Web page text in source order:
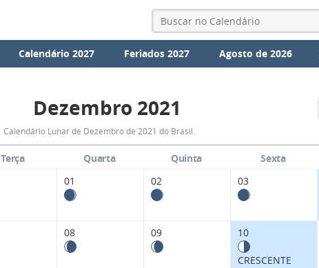
Calendário 2027 Feriados 2027 Agosto de 2026
Fases
da
Lua
Dezembro 2021
Calendário Lunar de Dezembro de 2021 do Brasil.
Terça Quarta Quinta Sexta
01 02 03
08 09 10
CRESCENTE